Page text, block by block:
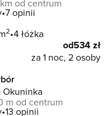
od centrum
7 opinii
2 4 łóżka
od534 zł
za 1 noc, 2 osoby
Okuninka
m od centrum
13 opinii